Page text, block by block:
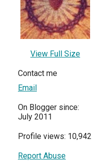
View Full Size
Contact me
Email
On Blogger since:
July 2011
Profile views: 10,942
Report Abuse